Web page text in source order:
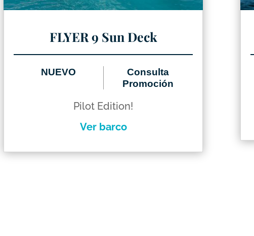
FLYER 9 Sun Deck
NUEVO
Consulta
Promoción
Pilot Edition!
Ver barco